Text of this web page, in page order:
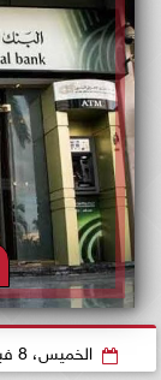
الخميس، 8 فبراير 2024